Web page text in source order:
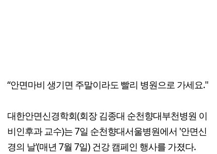
“안면마비 생기면 주말이라도 빨리 병원으로 가세요."
대한안면신경학회(회장 김종대 순천향대부천병원 이
비인후과 교수)는 7일 순천향대서울병원에서 '안면신
경의 날'(매년 7월 7일) 건강 캠페인 행사를 가졌다.